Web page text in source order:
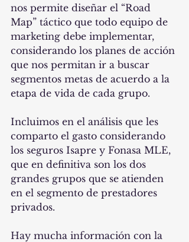
nos permite diseñar el “Road
Map” táctico que todo equipo de
marketing debe implementar,
considerando los planes de acción
que nos permitan ir a buscar
segmentos metas de acuerdo a la
etapa de vida de cada grupo.
Incluimos en el análisis que les
comparto el gasto considerando
los seguros Isapre y Fonasa MLE,
que en definitiva son los dos
grandes grupos que se atienden
en el segmento de prestadores
privados.
Hay mucha información con la